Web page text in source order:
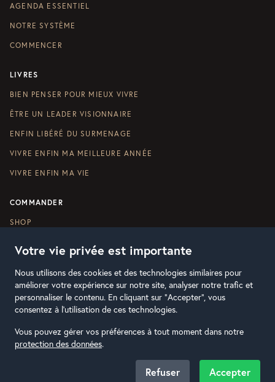
AGENDA ESSENTIEL
NOTRE SYSTÈME
COMMENCER
LIVRES
BIEN PENSER POUR MIEUX VIVRE
ÊTRE UN LEADER VISIONNAIRE
ENFIN LIBÉRÉ DU SURMENAGE
VIVRE ENFIN MA MEILLEURE ANNÉE
VIVRE ENFIN MA VIE
COMMANDER
SHOP
RÉSERVÉS|CGV |PROTECTION DES DONNÉES
GÉRER MES PRÉFÉRENCES DE COOKIES
Votre vie privée est importante
Nous utilisons des cookies et des technologies similaires pour
améliorer votre expérience sur notre site, analyser notre trafic et
personnaliser le contenu. En cliquant sur "Accepter", vous
consentez à l'utilisation de ces technologies.
Vous pouvez gérer vos préférences à tout moment dans notre
protection des données.
Refuser Accepter